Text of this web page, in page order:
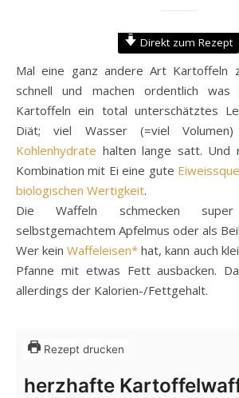
Direkt zum Rezept
Mal eine ganz andere Art Kartoffeln zu machen. Gehen
schnell und machen ordentlich
Kartoffeln ein total unterschätztes
Diät; viel Wasser (=viel
Kohlenhydrate halten lange satt. Und
Kombination mit Ei eine gute
biologischen Wertigkeit.
Die Waffeln schmecken
selbstgemachtem Apfelmus oder als
Wer keinWaffeleisen* hat, kann auch
Pfanne mit etwas Fett ausbacken.
allerdings der Kalorien-/Fettgehalt.
Rezept drucken
herzhafte